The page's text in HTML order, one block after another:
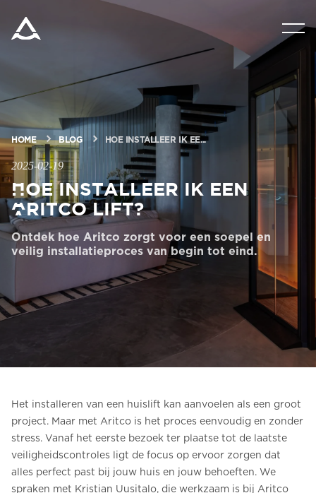
PRODUCTEN
VRAAG OM EEN PRIJSRAMING
HULPMIDDELEN
BLOG & NIEUWS
OVER ARITCO
PROFESSIONELE
Vraag om een prijsraming
Aanmelden voor nieuwsbrief
FAQ
Neem contact op
HOME BLOG HOE INSTALLEER IK EE...
2025-02-19
Hoe installeer ik een
Aritco lift?
Ontdek hoe Aritco zorgt voor een soepel en
veilig installatieproces van begin tot eind.
Het installeren van een huislift kan aanvoelen als een groot
project. Maar met Aritco is het proces eenvoudig en zonder
stress. Vanaf het eerste bezoek ter plaatse tot de laatste
veiligheidscontroles ligt de focus op ervoor zorgen dat
alles perfect past bij jouw huis en jouw behoeften. We
spraken met Kristian Uusitalo, die werkzaam is bij Aritco